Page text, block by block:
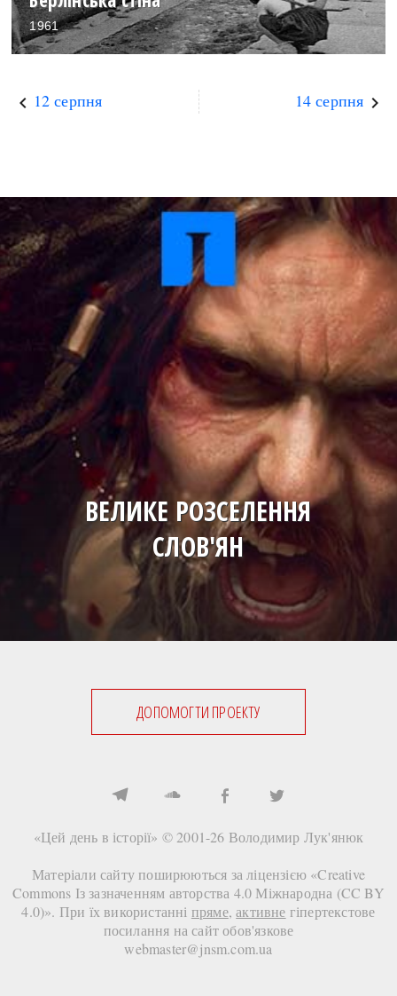
1961
keyboard_arrow_left 12 серпня 14 серпня keyboard_arrow_right
ВЕЛИКЕ РОЗСЕЛЕННЯ
СЛОВ'ЯН
ДОПОМОГТИ ПРОЕКТУ
«Цей день в історії» © 2001-26 Володимир Лук'янюк
Матеріали сайту поширюються за ліцензією «Creative
Commons Із зазначенням авторства 4.0 Міжнародна (CC BY
4.0)». При їх використанні пряме,активне гіпертекстове
посилання на сайтобов'язкове
webmaster@jnsm.com.ua